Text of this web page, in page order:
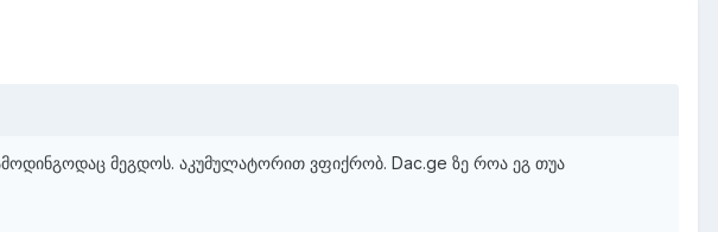
მეგდოს. აკუმულატორით ვფიქრობ. Dac.ge ზე როა ეგ თუა